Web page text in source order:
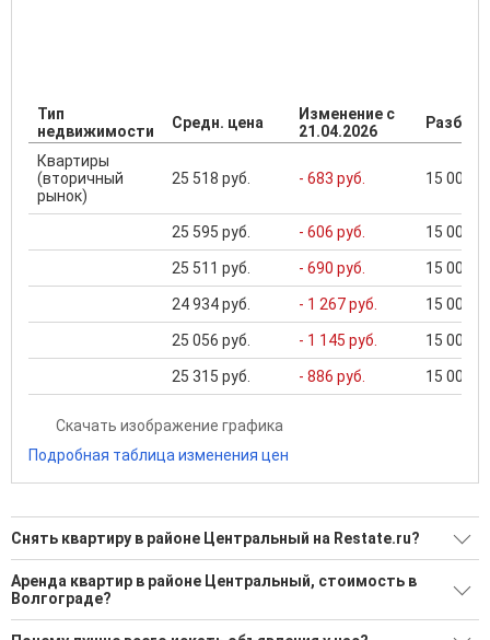
Тип
недвижимости
Средн. цена
Изменение с
21.04.2026
Квартиры
(вторичный
рынок)
25 518 руб. - 683 руб. 15 000
25 595 руб. - 606 руб. 15 000
25 511 руб. - 690 руб. 15 000
24 934 руб. - 1 267 руб. 15 000
25 056 руб. - 1 145 руб. 15 000
25 315 руб. - 886 руб. 15 000
Скачать изображение графика
Подробная таблица изменения цен
Снять квартиру в районе Центральный на Restate.ru?
Поможем Снять квартиру в районе Центральный?
99 актуальных и проверенных объявлений
Аренда квартир в районе Центральный, стоимость в
Волгограде?
Минимальная цена: 15 000 Р. Максимальная цена: 120 000 Р;